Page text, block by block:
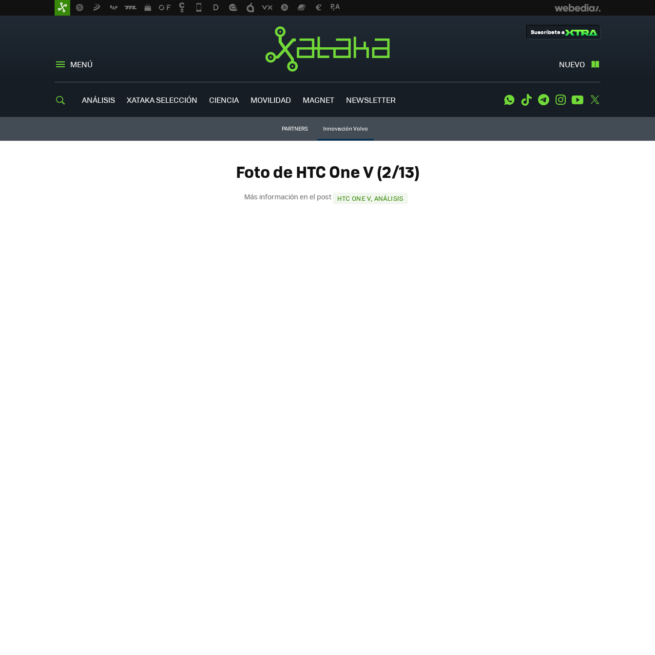
MENÚ NUEVO
Suscríbete a
ANÁLISIS XATAKA SELECCIÓN CIENCIA MOVILIDAD MAGNET NEWSLETTER WhatsApp
Tiktok TelegramInstagramYoutube
PARTNERS Innovación Volvo
Foto de HTC One V (2/13)
Más información en el post HTC ONE V, ANÁLISIS